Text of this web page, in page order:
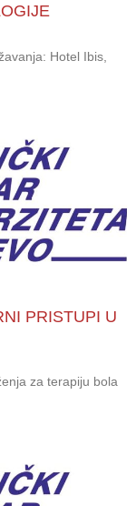
Hotel Ibis,
PRISTUPI U
za terapiju bola